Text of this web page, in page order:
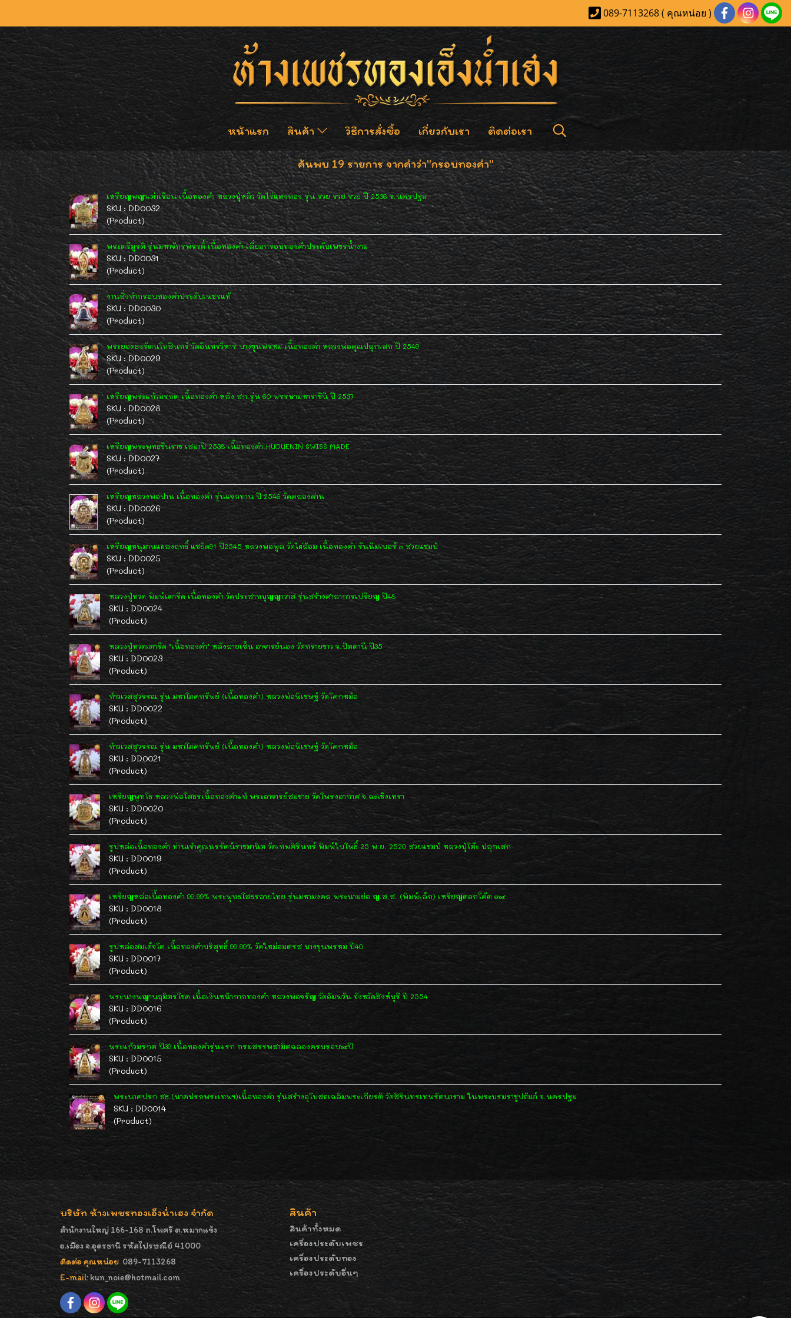
089-7113268 ( คุณหน่อย )
หน้าแรก สินค้า วิธีการสั่งซื้อ เกี่ยวกับเรา ติดต่อเรา
ค้นพบ 19 รายการ จากคำว่า"กรอบทองคำ"
เหรียญพญาเต่าเรือน เนื้อทองคำ หลวงปู่หลิว วัดไร่แตงทอง รุ่น รวย รวย รวย ปี 2536 จ.นครปฐม
SKU : DD0032
(Product)
พระตรีมูรติ รุ่นมหาจักรพรรดิ์ เนื้อทองคำ เลี่ยมกรอบทองคำประดับเพชรน้ำงาม
SKU : DD0031
(Product)
งานสั่งทำกรอบทองคำประดับเพชรแท้
SKU : DD0030
(Product)
พระยอดธงรัตนโกสินทร์ วัดอินทรวิหาร บางขุนพรหม เนื้อทองคำ หลวงพ่อคูณปลุกเสก ปี 2549
SKU : DD0029
(Product)
เหรียญพระแก้วมรกต เนื้อทองคำ หลัง สก.รุ่น 60 พรรษามหาราชินี ปี 2537
SKU : DD0028
(Product)
เหรียญพระพุทธชินราช เสมาปี 2538 เนื้อทองคำ HUGUENIN SWISS MADE
SKU : DD0027
(Product)
เหรียญหลวงพ่อปาน เนื้อทองคำ รุ่นแจกทาน ปี 2546 วัดคลองด่าน
SKU : DD0026
(Product)
เหรียญหนุมานแผลงฤทธิ์ แซยิด91 ปี2545 หลวงพ่อพูล วัดไผ่ล้อม เนื้อทองคำ รันนัมเบอร์ ๓ สวยแชมป์
SKU : DD0025
(Product)
หลวงปู่ทวด พิมพ์เตารีด เนื้อทองคำ วัดประสาทบุญญาวาส รุ่นสร้างศาลาการเปรียญ ปี48
SKU : DD0024
(Product)
หลวงปู่ทวดเตารีด "เนื้อทองคำ" หลังลายเซ็น อาจารย์นอง วัดทรายขาว จ.ปัตตานี ปี35
SKU : DD0023
(Product)
ท้าวเวสสุวรรณ รุ่น มหาโภคทรัพย์ (เนื้อทองคำ) หลวงพ่อพิเชษฐ์ วัดโคกหม้อ
SKU : DD0022
(Product)
ท้าวเวสสุวรรณ รุ่น มหาโภคทรัพย์ (เนื้อทองคำ) หลวงพ่อพิเชษฐ์ วัดโคกหม้อ
SKU : DD0021
(Product)
เหรียญพุทโธ หลวงพ่อโสธรเนื้อทองคำแท้ พระอาจารย์สมชาย วัดโพรงอากาศ จ.ฉะเชิงเทรา
SKU : DD0020
(Product)
รูปหล่อเนื้อทองคำ ท่านเจ้าคุณนรรัตน์ราชมานิต วัดเทพศิรินทร์ พิมพ์ใบโพธิ์ 25 พ.ย. 2520 สวยแชมป์ หลวงปู่โต๊ะ ปลุกเสก
SKU : DD0019
(Product)
เหรียญหล่อเนื้อทองคำ 99.99% พระพุทธโสธรลายไทย รุ่นมหามงคล พระนามย่อ ญ.ส.ส. (พิมพ์เล็ก) เหรียญตอกโค๊ต ๑๖๔
SKU : DD0018
(Product)
รูปหล่อสมเด็จโต เนื้อทองคำบริสุทธิ์ 99.99% วัดใหม่อมตรส บางขุนพรหม ปี40
SKU : DD0017
(Product)
พระนางพญานฤมิตรโชค เนื้อเงินหน้ากากทองคำ หลวงพ่อจรัญ วัดอัมพวัน จังหวัดสิงห์บุรี ปี 2554
SKU : DD0016
(Product)
พระแก้วมรกต ปี39 เนื้อทองคำรุ่นแรก กรมสรรพสามิตฉลองครบรอบ๖๔ปี
SKU : DD0015
(Product)
พระนาคปรก สธ.(นาคปรกพระเทพฯ)เนื้อทองคำ รุ่นสร้างอุโบสถเฉลิมพระเกียรติ วัดสิรินทรเทพรัตนาราม ในพระบรมราชูปถัมภ์ จ.นครปฐม
SKU : DD0014
(Product)
บริษัท ห้างเพชรทองเอ็งน่ำเฮง จำกัด
สำนักงานใหญ่ 166-168 ถ.โพศรี ต.หมากแข้ง
อ.เมือง จ.อุดรธานี รหัสไปรษณีย์ 41000
ติดต่อ คุณหน่อย 089-7113268
E-mail:kun_noie@hotmail.com
สินค้า
สินค้าทั้งหมด
เครื่องประดับเพชร
เครื่องประดับทอง
เครื่องประดับอื่นๆ